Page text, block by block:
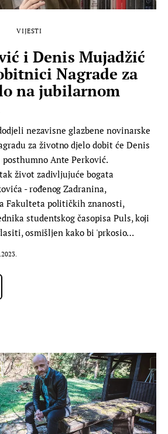
VIJESTI
i Denis Mujadžić
Nagrade za
na jubilarnom
nezavisne glazbene novinarske
za životno djelo dobit će Denis
Ante Perković.
život zadivljujuće bogata
- rođenog Zadranina,
Fakulteta političkih znanosti,
studentskog časopisa Puls, koji
osmišljen kako bi 'prkosio…